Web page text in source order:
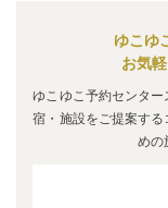
ゆこゆ
お気
ゆこゆこ予約センタ
宿・施設をご提案す
めの